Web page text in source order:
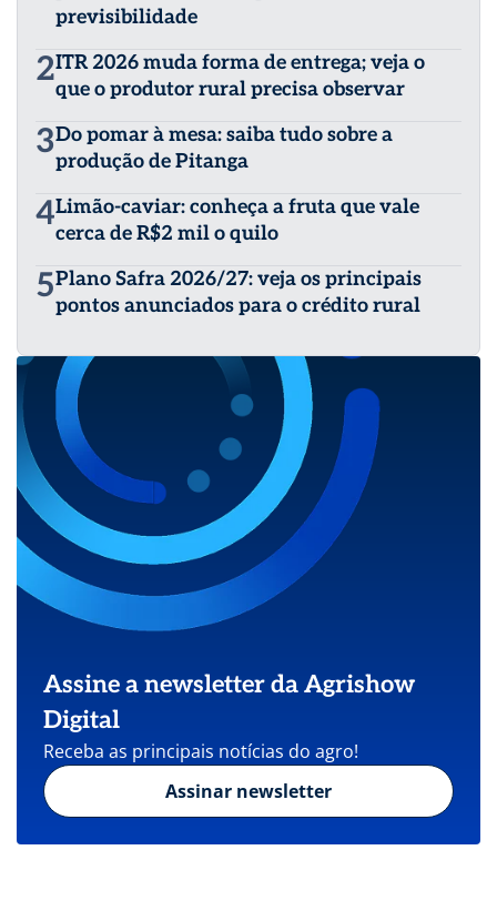
fortalecendo a comunicação e a troca de conhecimento
previsibilidade
2ITR 2026 muda forma de entrega; veja o
que o produtor rural precisa observar
3Do pomar à mesa: saiba tudo sobre a
produção de Pitanga
4Limão-caviar: conheça a fruta que vale
cerca de R$2 mil o quilo
5Plano Safra 2026/27: veja os principais
pontos anunciados para o crédito rural
Assine a newsletter da Agrishow
Digital
Receba as principais notícias do agro!
Assinar newsletter